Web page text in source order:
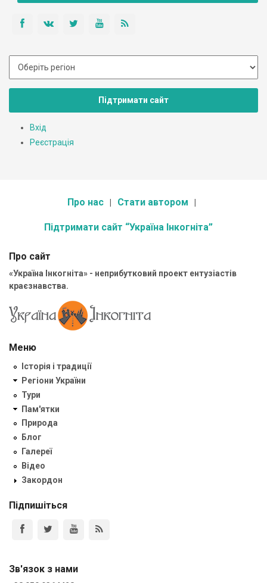
Підтримати сайт
Вхід
Реєстрація
Про нас Стати автором
Підтримати сайт “Україна Інкогніта”
Про сайт
«Україна Інкогніта» - неприбутковий проект ентузіастів
краєзнавства.
Меню
Історія і традиції
Регіони України
Тури
Пам'ятки
Природа
Блог
Галереї
Відео
Закордон
Підпишіться
Зв'язок з нами